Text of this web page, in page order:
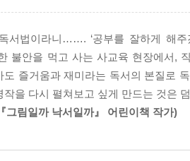
가 있습니다. 자신을 사랑할 권리라고
게 자기 사랑을 가르치지 않았습니다」
지 마”는 심각한 문제가 있는 말입니
하니까요. 부끄러움은 사랑의 감정처
카렌 코에닉은 이렇게 말했습니다.
마음에 독이 되어 쌓일 줄은 꿈에
이 행복을 가져다주지도, 상처를 치
도 때도 없이 아이들에게 저질렀던 시
수 있다.
서법이라니……. ‘공부를 잘하게 해
불안을 먹고 사는 사교육 현장에서,
도 즐거움과 재미라는 독서의 본질로
작을 다시 펼쳐보고 싶게 만드는 것은
그림일까 낙서일까』 어린이책 작가)